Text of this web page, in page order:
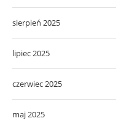
sierpień 2025
lipiec 2025
czerwiec 2025
maj 2025